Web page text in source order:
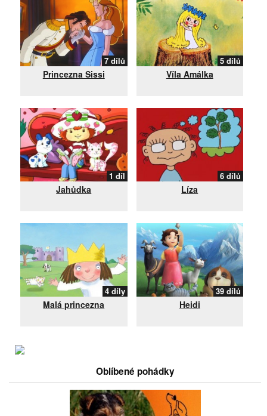
7 dílů
Princezna Sissi
5 dílů
Víla Amálka
1 díl
Jahůdka
6 dílů
Líza
4 díly
Malá princezna
39 dílů
Heidi
Oblíbené pohádky